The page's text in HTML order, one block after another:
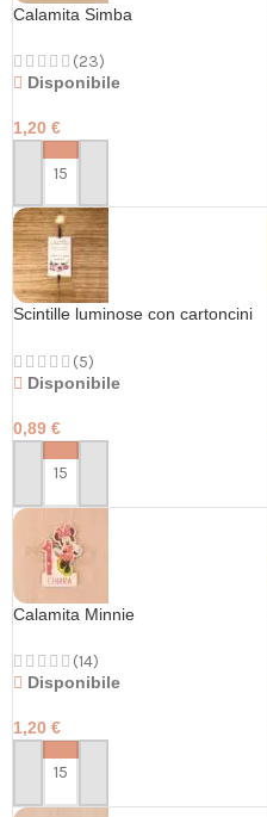
Calamita Simba
(23)
Disponibile
1,20 €
PERSONALIZZA
Scintille luminose con cartoncini
(5)
Disponibile
0,89 €
PERSONALIZZA
Calamita Minnie
(14)
Disponibile
1,20 €
PERSONALIZZA